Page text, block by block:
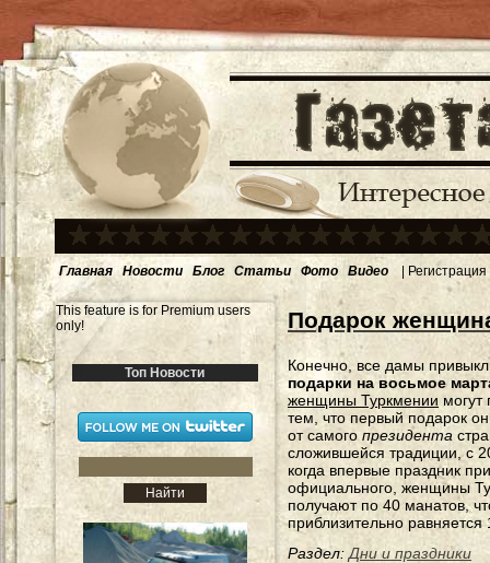
Главная Новости Блог Статьи Фото Видео | Регистрация
This feature is for Premium users
only!
Топ Новости
Подарок
Конечно, все дамы
подарки на восьмое
женщины Туркмении могут
тем, что первый подарок
от самого президента
сложившейся традиции, с
когда впервые праздник
официального, женщины
получают по 40 манатов,
приблизительно равняется
Раздел: Дни и праздники